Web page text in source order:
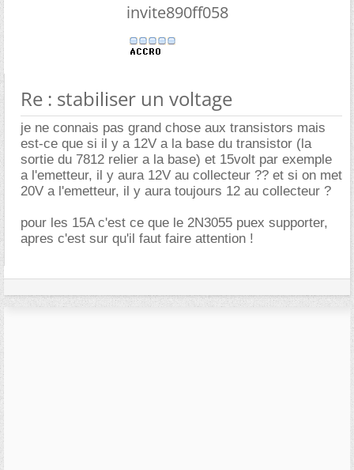
invite890ff058
Re : stabiliser un voltage
je ne connais pas grand chose aux transistors mais
est-ce que si il y a 12V a la base du transistor (la
sortie du 7812 relier a la base) et 15volt par exemple
a l'emetteur, il y aura 12V au collecteur ?? et si on met
20V a l'emetteur, il y aura toujours 12 au collecteur ?
pour les 15A c'est ce que le 2N3055 puex supporter,
apres c'est sur qu'il faut faire attention !